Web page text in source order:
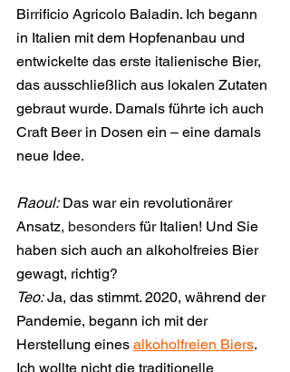
Birrificio Agricolo Baladin. Ich begann
in Italien mit dem Hopfenanbau und
entwickelte das erste italienische Bier,
das ausschließlich aus lokalen Zutaten
gebraut wurde. Damals führte ich auch
Craft Beer in Dosen ein – eine damals
neue Idee.
Raoul: Das war ein revolutionärer
Ansatz, besonders für Italien! Und Sie
haben sich auch an alkoholfreies Bier
gewagt, richtig?
Teo: Ja, das stimmt. 2020, während der
Pandemie, begann ich mit der
Herstellung eines alkoholfreien Biers.
Ich wollte nicht die traditionelle